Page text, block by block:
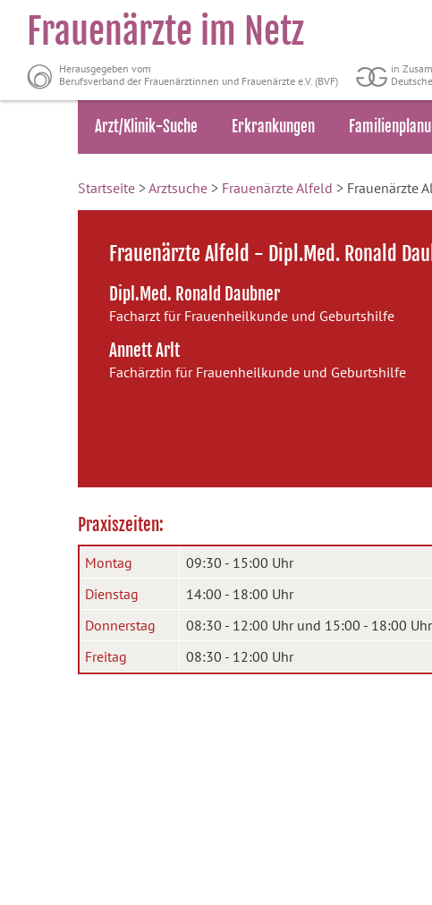
Frauenärzte im Netz
Herausgegeben vom
Berufsverband der Frauenärztinnen und Frauenärzte e.V. (BVF)
in
Arzt/Klinik-Suche Erkrankungen
Startseite >Arztsuche > Frauenärzte Alfeld > Frauenärzte
Frauenärzte Alfeld - Dipl.Med. Ronald
Dipl.Med. Ronald Daubner
Facharzt für Frauenheilkunde und Geburtshilfe
Annett Arlt
Fachärztin für Frauenheilkunde und Geburtshilfe
Praxiszeiten:
Montag
09:30 - 15:00 Uhr
Dienstag
14:00 - 18:00 Uhr
Donnerstag
08:30 - 12:00 Uhr und 15:00 - 18:00 Uhr
Freitag
08:30 - 12:00 Uhr